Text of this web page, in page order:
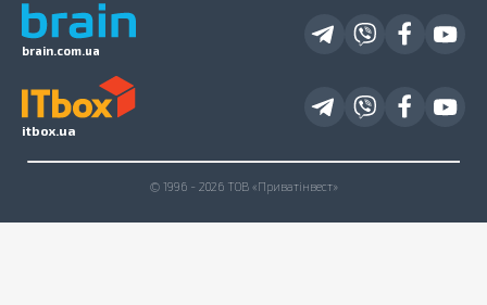
brain.com.ua
itbox.ua
© 1996 - 2026 ТОВ «Приватінвест»